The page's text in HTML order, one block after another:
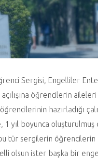
Sergisi, Engelliler
öğrencilerin
hazırladığı
yıl boyunca oluşturulmuş
tür sergilerin öğrencilerin
olsun ister başka bir